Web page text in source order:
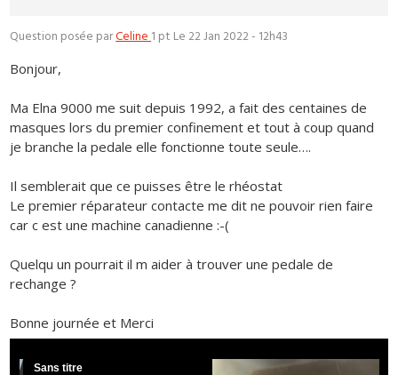
Question posée parCeline1 pt Le 22 Jan 2022 - 12h43
Bonjour,
Ma Elna 9000 me suit depuis 1992, a fait des centaines de
masques lors du premier confinement et tout à coup quand
je branche la pedale elle fonctionne toute seule….
Il semblerait que ce puisses être le rhéostat
Le premier réparateur contacte me dit ne pouvoir rien faire
car c est une machine canadienne :-(
Quelqu un pourrait il m aider à trouver une pedale de
rechange ?
Bonne journée et Merci
Sans titre